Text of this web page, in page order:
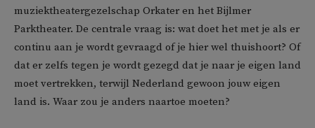
muziektheatergezelschap Orkater en het Bijlmer
Parktheater. De centrale vraag is: wat doet het met je als er
continu aan je wordt gevraagd of je hier wel thuishoort? Of
dat er zelfs tegen je wordt gezegd dat je naar je eigen land
moet vertrekken, terwijl Nederland gewoon jouw eigen
land is. Waar zou je anders naartoe moeten?